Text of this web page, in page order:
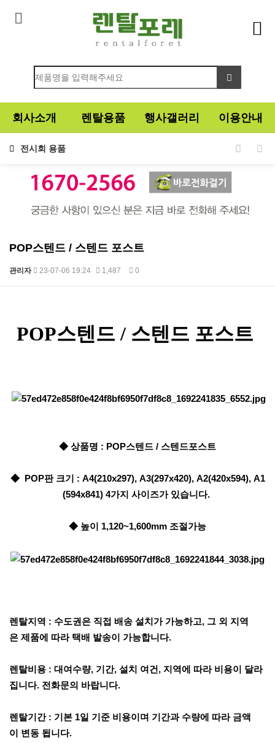
회사소개 렌탈용품 행사갤러리 이용안내
전시회 용품
POP스텐드 / 스텐드 포스트
관리자 23-07-06 19:24 1,487 0
POP스텐드 / 스텐드 포스트
◆ 상품명 : POP스텐드 / 스텐드포스트
◆ POP판 크기 : A4(210x297), A3(297x420), A2(420x594), A1
(594x841) 4가지 사이즈가 있습니다.
◆ 높이 1,120~1,600mm 조절가능
렌탈지역 : 수도권은 직접 배송 설치가 가능하고, 그 외 지역
은 제품에 따라 택배 발송이 가능합니다.
렌탈비용 : 대여수량, 기간, 설치 여건, 지역에 따라 비용이 달라
집니다. 전화문의 바랍니다.
렌탈기간 : 기본 1일 기준 비용이며 기간과 수량에 따라 금액
이 변동 됩니다.